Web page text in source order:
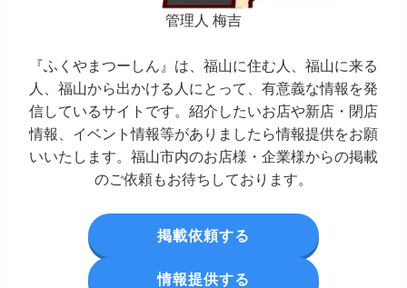
管理人 梅吉
『ふくやまつーしん』は、福山に住む人、福山に来る
人、福山から出かける人にとって、有意義な情報を発
信しているサイトです。紹介したいお店や新店・閉店
情報、イベント情報等がありましたら情報提供をお願
いいたします。福山市内のお店様・企業様からの掲載
のご依頼もお待ちしております。
掲載依頼する
情報提供する